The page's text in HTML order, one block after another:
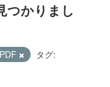
つかりまし
PDF
タグ: